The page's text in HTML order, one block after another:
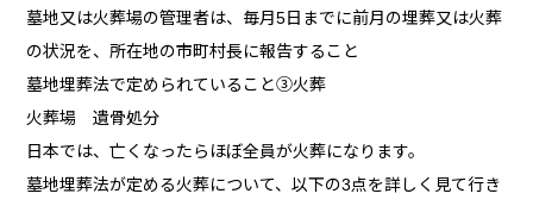
墓地又は火葬場の管理者は、毎月5日までに前月の埋葬又は火葬
の状況を、所在地の市町村長に報告すること
墓地埋葬法で定められていること③火葬
火葬場 遺骨処分
日本では、亡くなったらほぼ全員が火葬になります。
墓地埋葬法が定める火葬について、以下の3点を詳しく見て行き